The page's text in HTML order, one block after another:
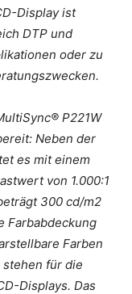
Display ist
DTP und
oder zu
P221W
Neben der
es mit einem
von 1.000:1
300 cd/m2
Farbabdeckung
Farben
stehen für die
Displays. Das